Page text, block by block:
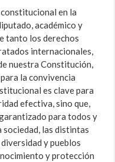
en la
académico y
tanto los derechos
internacionales,
nuestra Constitución,
la convivencia
es clave para
efectiva, sino que,
para todos y
las distintas
y pueblos
y protección